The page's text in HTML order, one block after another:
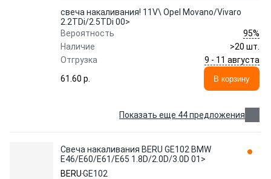
свеча накаливания! 11V\ Opel Movano/Vivaro
2.2TDi/2.5TDi 00>
Вероятность
95%
Наличие
>20 шт.
Отгрузка
9 - 11 августа
61.60 p.
В корзину
Показать еще 44 предложения
Свеча накаливания BERU GE102 BMW
E46/E60/E61/E65 1.8D/2.0D/3.0D 01>
BERUGE102